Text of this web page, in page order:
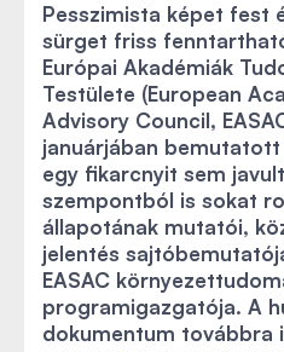
Pesszimista képet fest
sürget friss
Európai Akadémiák
Testülete (European
Advisory Council,
januárjában
egy fikarcnyit sem
szempontból is sokat
állapotának mutatói,
jelentés
EASAC
programigazgatója. A
dokumentum továbbra